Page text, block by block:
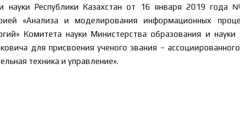
науки Республики Казахстан от 16 января 2019
«Анализа и моделирования информационных
Комитета науки Министерства образования и науки
для присвоения ученого звания –
техника и управление».